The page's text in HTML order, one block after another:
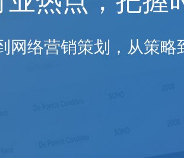
网络营销策划，从策略